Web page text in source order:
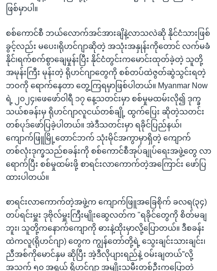
ဖြစ်မှာပါ။
စစ်ကောင်စီ ဘယ်လောက်အင်အားချိနဲ့လာသလဲဆို နိုင်ငံသားဖြစ်
ခွင့်လည်း မပေး၊ရိုဟင်ဂျာဆိုတဲ့ အသုံးအနှုန်းကိုတောင် လက်မခံ
နိုင်၊ရက်စက်စွာချေမှုန်းပြီး နိုင်ငံတွင်းကမောင်းထုတ်ခဲ့တဲ့ သူတို့
အမုန်းကြီး မုန်းတဲ့ ရိုဟင်ဂျာတွေကို စစ်တပ်ထဲဇွတ်ဆွဲသွင်းရတဲ့
ဘဝကို ရောက်နေတာ တွေ့ကြရမှာဖြစ်ပါတယ်။ Myanmar Now
ရဲ့ ၂၀၂၄၊ဖေဖော်ဝါရီ ၁၇ နေ့သတင်းမှာ စစ်မှုမထမ်းလို၍ ဒုက္ခ
သယ်စခန်းမှ ရိုဟင်ဂျာလူငယ်တစ်ချို့ ထွက်ပြေး ဆိုတဲ့သတင်း
တစ်ပုဒ်ဖော်ပြခဲ့ပါတယ်။ အဲဒီသတင်းမှာ ရခိုင်ပြည်နယ်၊
ကျောက်ဖြူမြို့တောင်ဘက် သုံးမိုင်အကွာမှာရှိတဲ့ ကျောက်
တစ်လုံးဒုက္ခသည်စခန်းကို စစ်ကောင်စီအုပ်ချုပ်ရေးအဖွဲ့တွေ လာ
ရောက်ပြီး စစ်မှုထမ်းဖို့ စာရင်းလာကောက်တဲ့အကြောင်း ဖော်ပြ
ထားပါတယ်။
စာရင်းလာကောက်တဲ့အဖွဲ့က ကျောက်ဖြူအခြေစိုက် ခလရ(၃၄)
တပ်ရင်းမှူး ဒုဗိုလ်မှူးကြီးမျိုးဆွေလတ်က "ရခိုင်တွေကို စိတ်မချ
ဘူး၊ သူတို့ကနောက်ကျောကို ဓားနဲ့ထိုးမှာလို့ပြောတယ်။ ဒီစခန်း
ထဲကလူ(ရိုဟင်ဂျာ) တွေက ‌ကျွန်တော်တို့ရဲ့ သွေးချင်းသားချင်း၊
ညီအစ်ကိုမောင်နှမ ဆိုပြီး အဲ့ဒီလိုပျားရည်နဲ့ ဝမ်းချတယ်”လို့
အသက် ၅၀ အရွယ် ရိုဟင်ဂျာ အမျိုးသမီးတစ်ဦးကပြောတဲ့